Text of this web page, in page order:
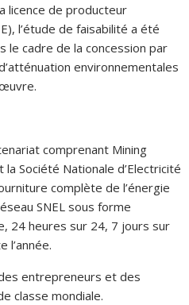
licence de producteur
l’étude de faisabilité a été
le cadre de la concession par
environnementales
comprenant Mining
la Société Nationale d’Electricité
complète de l’énergie
SNEL sous forme
24 heures sur 24, 7 jours sur
l’année.
entrepreneurs et des
classe mondiale.